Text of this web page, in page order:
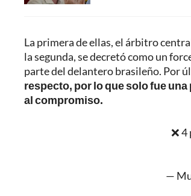
La primera de ellas, el árbitro
la segunda, se decretó como un
parte del delantero brasileño. Por
respecto, por lo que solo fue
al compromiso.
❌
—